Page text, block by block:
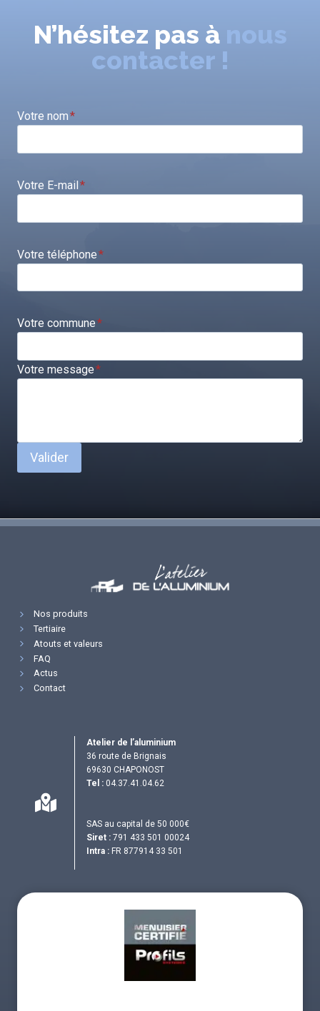
N’hésitez pas à nous
contacter !
Votre nom*
Votre E-mail*
Votre téléphone*
Votre commune*
Votre message*
Valider
Nos produits
Tertiaire
Atouts et valeurs
FAQ
Actus
Contact
Atelier de l’aluminium
36 route de Brignais
69630 CHAPONOST
Tel : 04.37.41.04.62
SAS au capital de 50 000€
Siret : 791 433 501 00024
Intra : FR 877914 33 501